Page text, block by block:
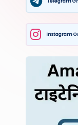
Instagram